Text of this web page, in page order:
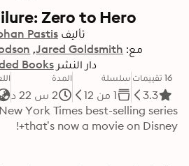
Zero to Hero
تأليف Pastis
مع: Jared Goldsmith
دار النشر Books
16 تقييمات
3.3
سلسلة
1 من 12
المدة
2 س 22 د
that’s now a movie on Disney+!